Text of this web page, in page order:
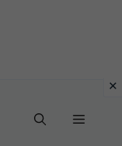
Menu